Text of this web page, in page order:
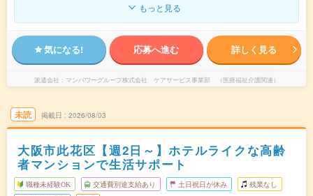
もっと見る
気になる! 応募へ進む 詳しく見る
派遣会社 マンパワーグループ株式会社 ケアサービス事業部 （医療福祉介護関連）
未読 掲載日 2026/08/03
大阪市此花区【週2日～】ホテルライクな高齢
者マンションで生活サポート
職種未経験OK 交通費別途支給あり 土日祝日が休み 残業なし